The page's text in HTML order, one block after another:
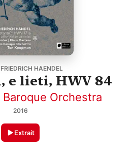
HAENDEL
e lieti, HWV 84
Orchestra
2016
Extrait